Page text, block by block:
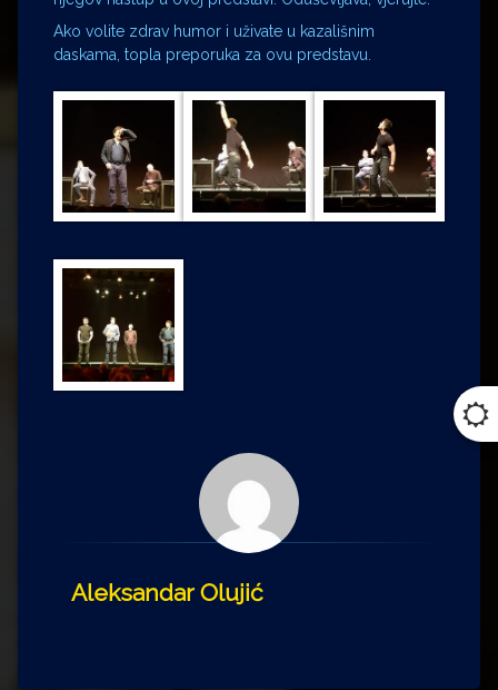
Ako volite zdrav humor i uživate u kazališnim
daskama, topla preporuka za ovu predstavu.
Aleksandar Olujić